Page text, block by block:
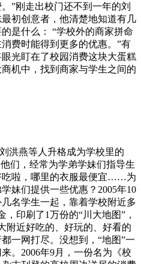
”刚走出校门还不到一年的刘
初创意者，他清楚地知道有几
是什么： “学校外的商家拼命
费时能得到更多的优惠。”有
光盯在了校园消费这块大蛋糕
机中，找到商家与学生之间的
洪燕等人升格成为学校里的
们，经常为学弟学妹们指导生
吃啦，哪里的衣服最便宜……为
妹们提供一些优惠？2005年10
名学生一起，靠着学校附近多
印刷了1万份的“川大地图”，
附近好吃的、好玩的、好看的
一网打尽。没想到，“地图”一
。2006年9月，一份名为《校